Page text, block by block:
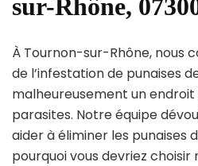
sur-Rhône,
À Tournon-sur-Rhône, nous
de l’infestation de punaises
malheureusement un
parasites. Notre équipe
aider à éliminer les punaises
pourquoi vous devriez choisir